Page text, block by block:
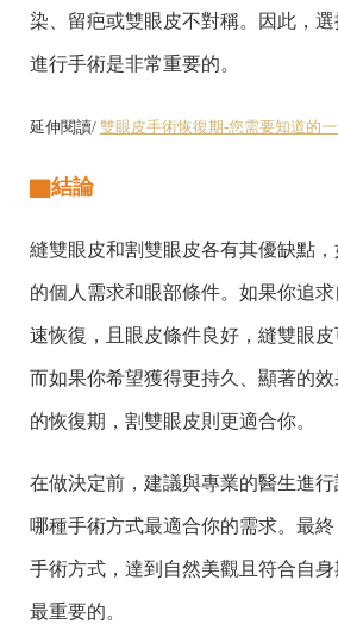
染、留疤或雙眼皮不對稱。因此，
進行手術是非常重要的。
延伸閱讀/ 雙眼皮手術恢復期-您需要知道的
▇結論
縫雙眼皮和割雙眼皮各有其優缺點
的個人需求和眼部條件。如果你追
速恢復，且眼皮條件良好，縫雙眼皮
而如果你希望獲得更持久、顯著的
的恢復期，割雙眼皮則更適合你。
在做決定前，建議與專業的醫生進
哪種手術方式最適合你的需求。最
手術方式，達到自然美觀且符合自
最重要的。